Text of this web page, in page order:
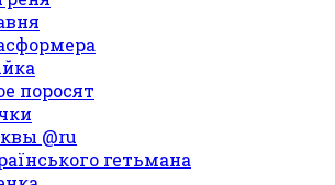
поросят
@ru
гетьмана